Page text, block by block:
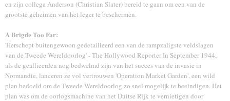
en zijn collega Anderson (Christian Slater) bereid te gaan om een van de
grootste geheimen van het leger te beschermen.
A Brigde Too Far:
'Herschept buitengewoon gedetailleerd een van de rampzaligste veldslagen
van de Tweede Wereldoorlog' - The Hollywood Reporter In September 1944,
als de geallieerden nog bedwelmd zijn van het succes van de invasie in
Normandie, lanceren ze vol vertrouwen 'Operation Market Garden', een wild
plan bedoeld om de Tweede Wereldoorlog zo snel mogelijk te beeindigen. Het
plan was om de oorlogsmachine van het Duitse Rijk te vernietigen door